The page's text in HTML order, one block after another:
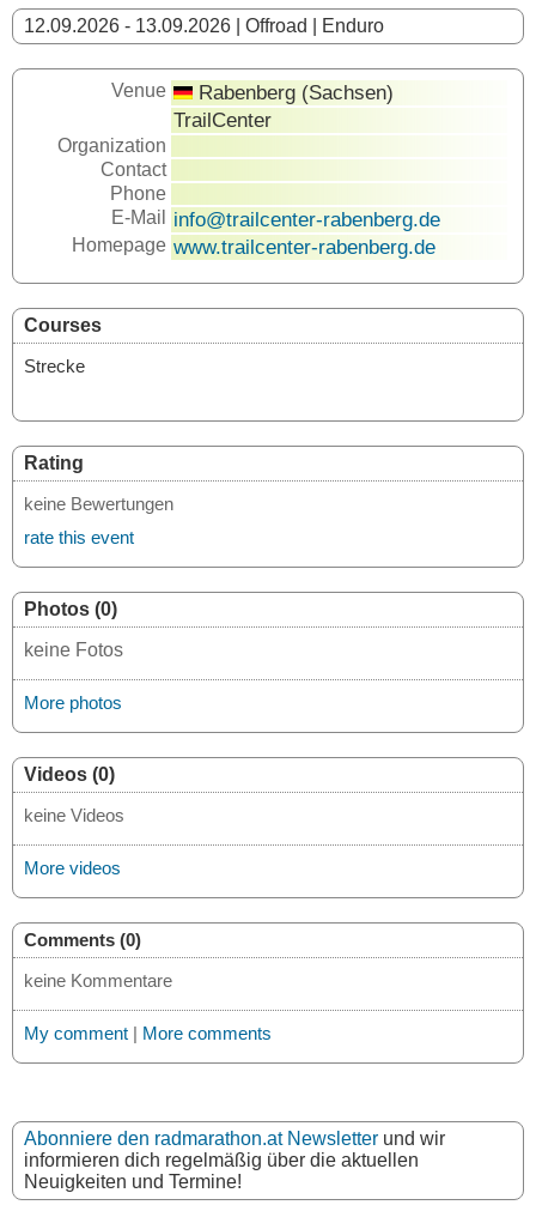
12.09.2026 - 13.09.2026 | Offroad | Enduro
Venue
Rabenberg (Sachsen)
TrailCenter
Organization
Contact
Phone
E-Mail
info@trailcenter-rabenberg.de
Homepage www.trailcenter-rabenberg.de
Courses
Strecke
Rating
keine Bewertungen
rate this event
Photos (0)
keine Fotos
More photos
Videos (0)
keine Videos
More videos
Comments (0)
keine Kommentare
My comment | More comments
Abonniere den radmarathon.at Newsletter und wir
informieren dich regelmäßig über die aktuellen
Neuigkeiten und Termine!